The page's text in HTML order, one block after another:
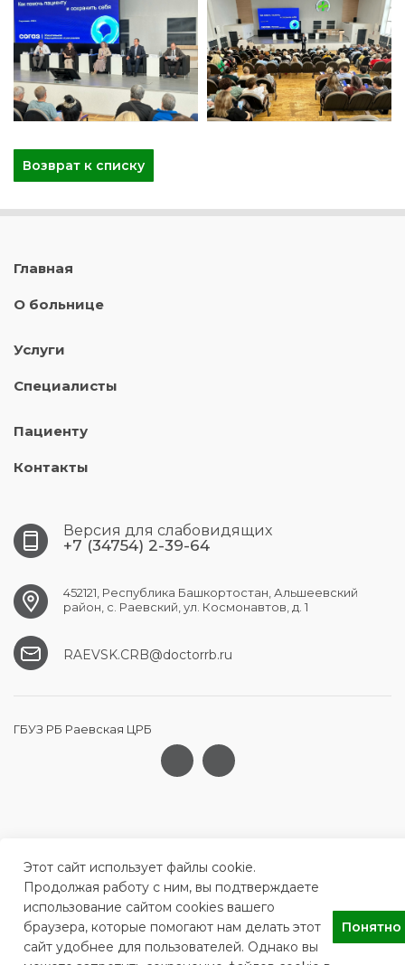
Возврат к списку
Главная
О больнице
Услуги
Специалисты
Пациенту
Контакты
Версия для слабовидящих
+7 (34754) 2-39-64
452121, Республика Башкортостан, Альшеевский
район, с. Раевский, ул. Космонавтов, д. 1
RAEVSK.CRB@doctorrb.ru
ГБУЗ РБ Раевская ЦРБ
Этот сайт использует файлы cookie.
Продолжая работу с ним, вы подтверждаете
использование сайтом cookies вашего
браузера, которые помогают нам делать этот
сайт удобнее для пользователей. Однако вы
Понятно